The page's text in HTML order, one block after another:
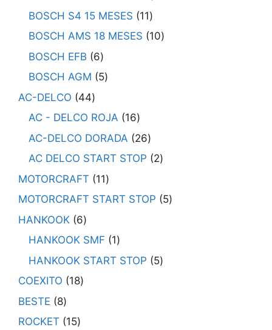
BOSCH S4 15 MESES
11
BOSCH AMS 18 MESES
10
BOSCH EFB
6
BOSCH AGM
5
AC-DELCO
44
AC - DELCO ROJA
16
AC-DELCO DORADA
26
AC DELCO START STOP
2
MOTORCRAFT
11
MOTORCRAFT START STOP
5
HANKOOK 6
HANKOOK SMF
1
HANKOOK START STOP
5
COEXITO
18
BESTE
8
ROCKET
15